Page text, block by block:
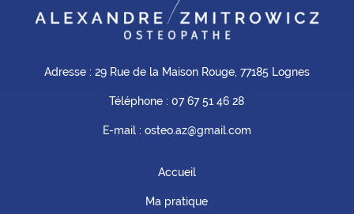
Adresse : 29 Rue de la Maison Rouge, 77185 Lognes
Téléphone :07 67 51 46 28
E-mail : osteo.az@gmail.com
Accueil
Ma pratique